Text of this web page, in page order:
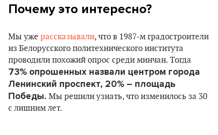
Почему это интересно?
Мы уже рассказывали, что в 1987-м градостроители
из Белорусского политехнического института
проводили похожий опрос среди минчан. Тогда
73% опрошенных назвали центром города
Ленинский проспект, 20% – площадь
Победы. Мы решили узнать, что изменилось за 30
с лишним лет.